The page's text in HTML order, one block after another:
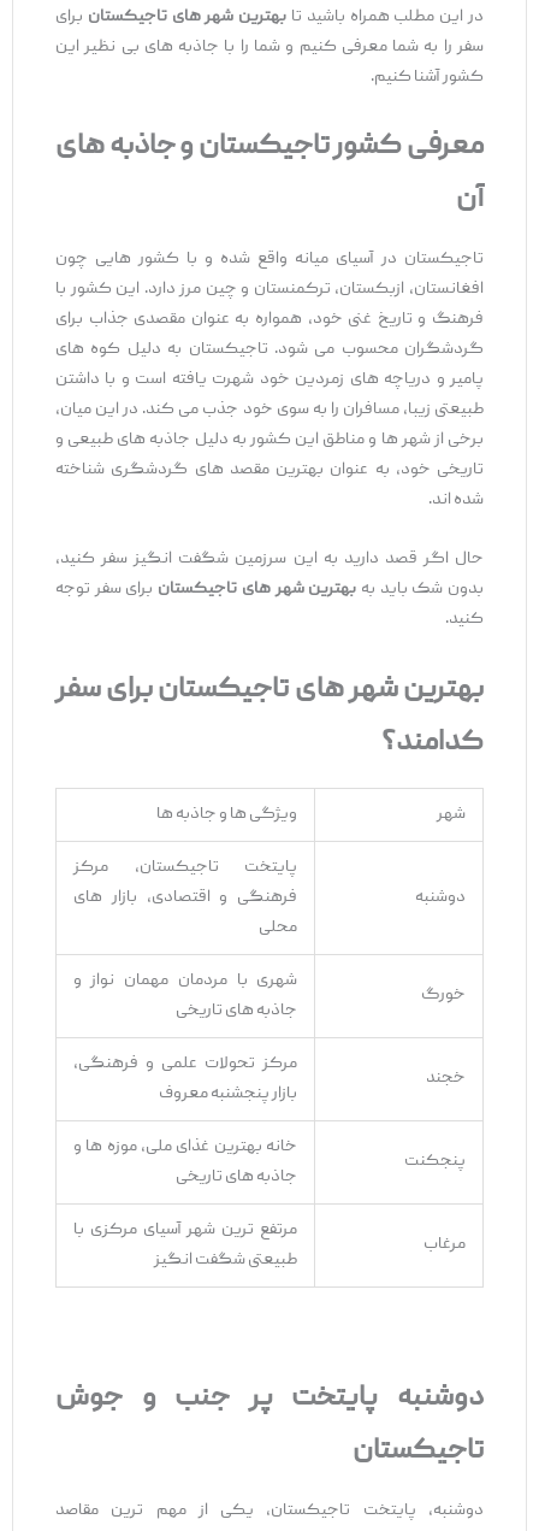
در این مطلب همراه باشید تابهترین شهر های تاجیکستانبرای
سفر را به شما معرفی کنیم و شما را با جاذبه‌ های بی ‌نظیر این
کشور آشنا کنیم.
معرفی کشور تاجیکستان و جاذبه ‌های
آن
تاجیکستان در آسیای میانه واقع شده و با کشور هایی چون
افغانستان، ازبکستان، ترکمنستان و چین مرز دارد. این کشور با
فرهنگ و تاریخ غنی خود، همواره به عنوان مقصدی جذاب برای
گردشگران محسوب می ‌شود. تاجیکستان به دلیل کوه‌ های
پامیر و دریاچه‌ های زمردین خود شهرت یافته است و با داشتن
طبیعتی زیبا، مسافران را به سوی خود جذب می‌ کند. در این میان،
برخی از شهر ها و مناطق این کشور به دلیل جاذبه ‌های طبیعی و
تاریخی خود، به عنوان بهترین مقصد های گردشگری شناخته
شده ‌اند.
حال اگر قصد دارید به این سرزمین شگفت ‌انگیز سفر کنید،
بدون شک باید بهبهترین شهر های تاجیکستانبرای سفر توجه
کنید.
بهترین شهر های تاجیکستان برای سفر
کدامند؟
شهر ویژگی ‌ها و جاذبه ‌ها
دوشنبه
پایتخت تاجیکستان، مرکز
فرهنگی و اقتصادی، بازار های
محلی
خورگ
شهری با مردمان مهمان ‌نواز و
جاذبه ‌های تاریخی
خجند
مرکز تحولات علمی و فرهنگی،
بازار پنجشنبه معروف
پنجکنت
خانه بهترین غذای ملی، موزه‌ ها و
جاذبه‌ های تاریخی
مرغاب
مرتفع ‌ترین شهر آسیای مرکزی با
طبیعتی شگفت ‌انگیز
دوشنبه پایتخت پر جنب و جوش
تاجیکستان
دوشنبه، پایتخت تاجیکستان، یکی از مهم‌ ترین مقاصد